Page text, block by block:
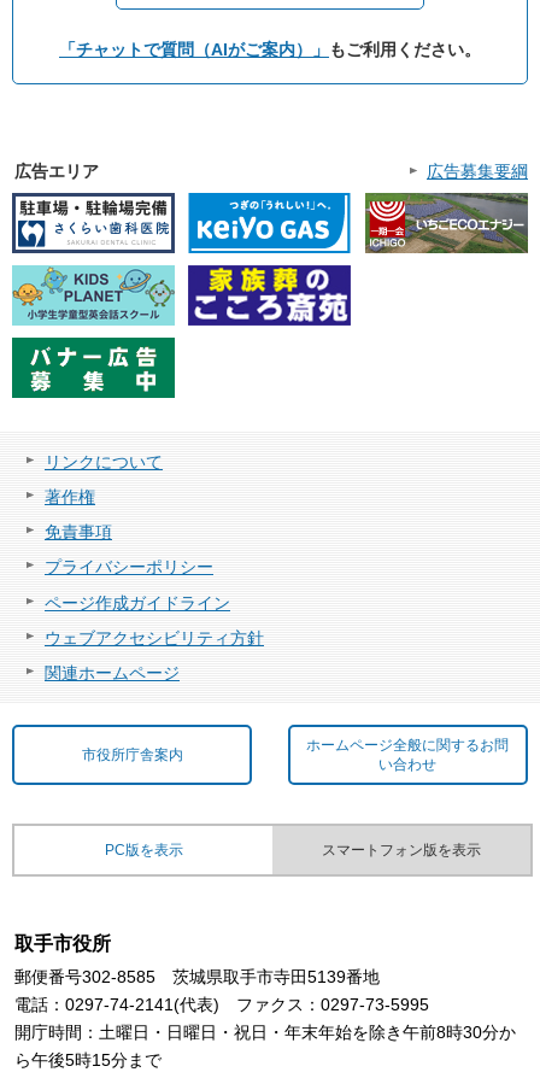
「チャットで質問（AIがご案内）」 もご利用ください。
広告エリア 広告募集要綱
リンクについて
著作権
免責事項
プライバシーポリシー
ページ作成ガイドライン
ウェブアクセシビリティ方針
関連ホームページ
市役所庁舎案内
ホームページ全般に関するお問
い合わせ
PC版を表示 スマートフォン版を表示
取手市役所
郵便番号302-8585 茨城県取手市寺田5139番地
電話：0297-74-2141(代表) ファクス：0297-73-5995
開庁時間：土曜日・日曜日・祝日・年末年始を除き午前8時30分か
ら午後5時15分まで